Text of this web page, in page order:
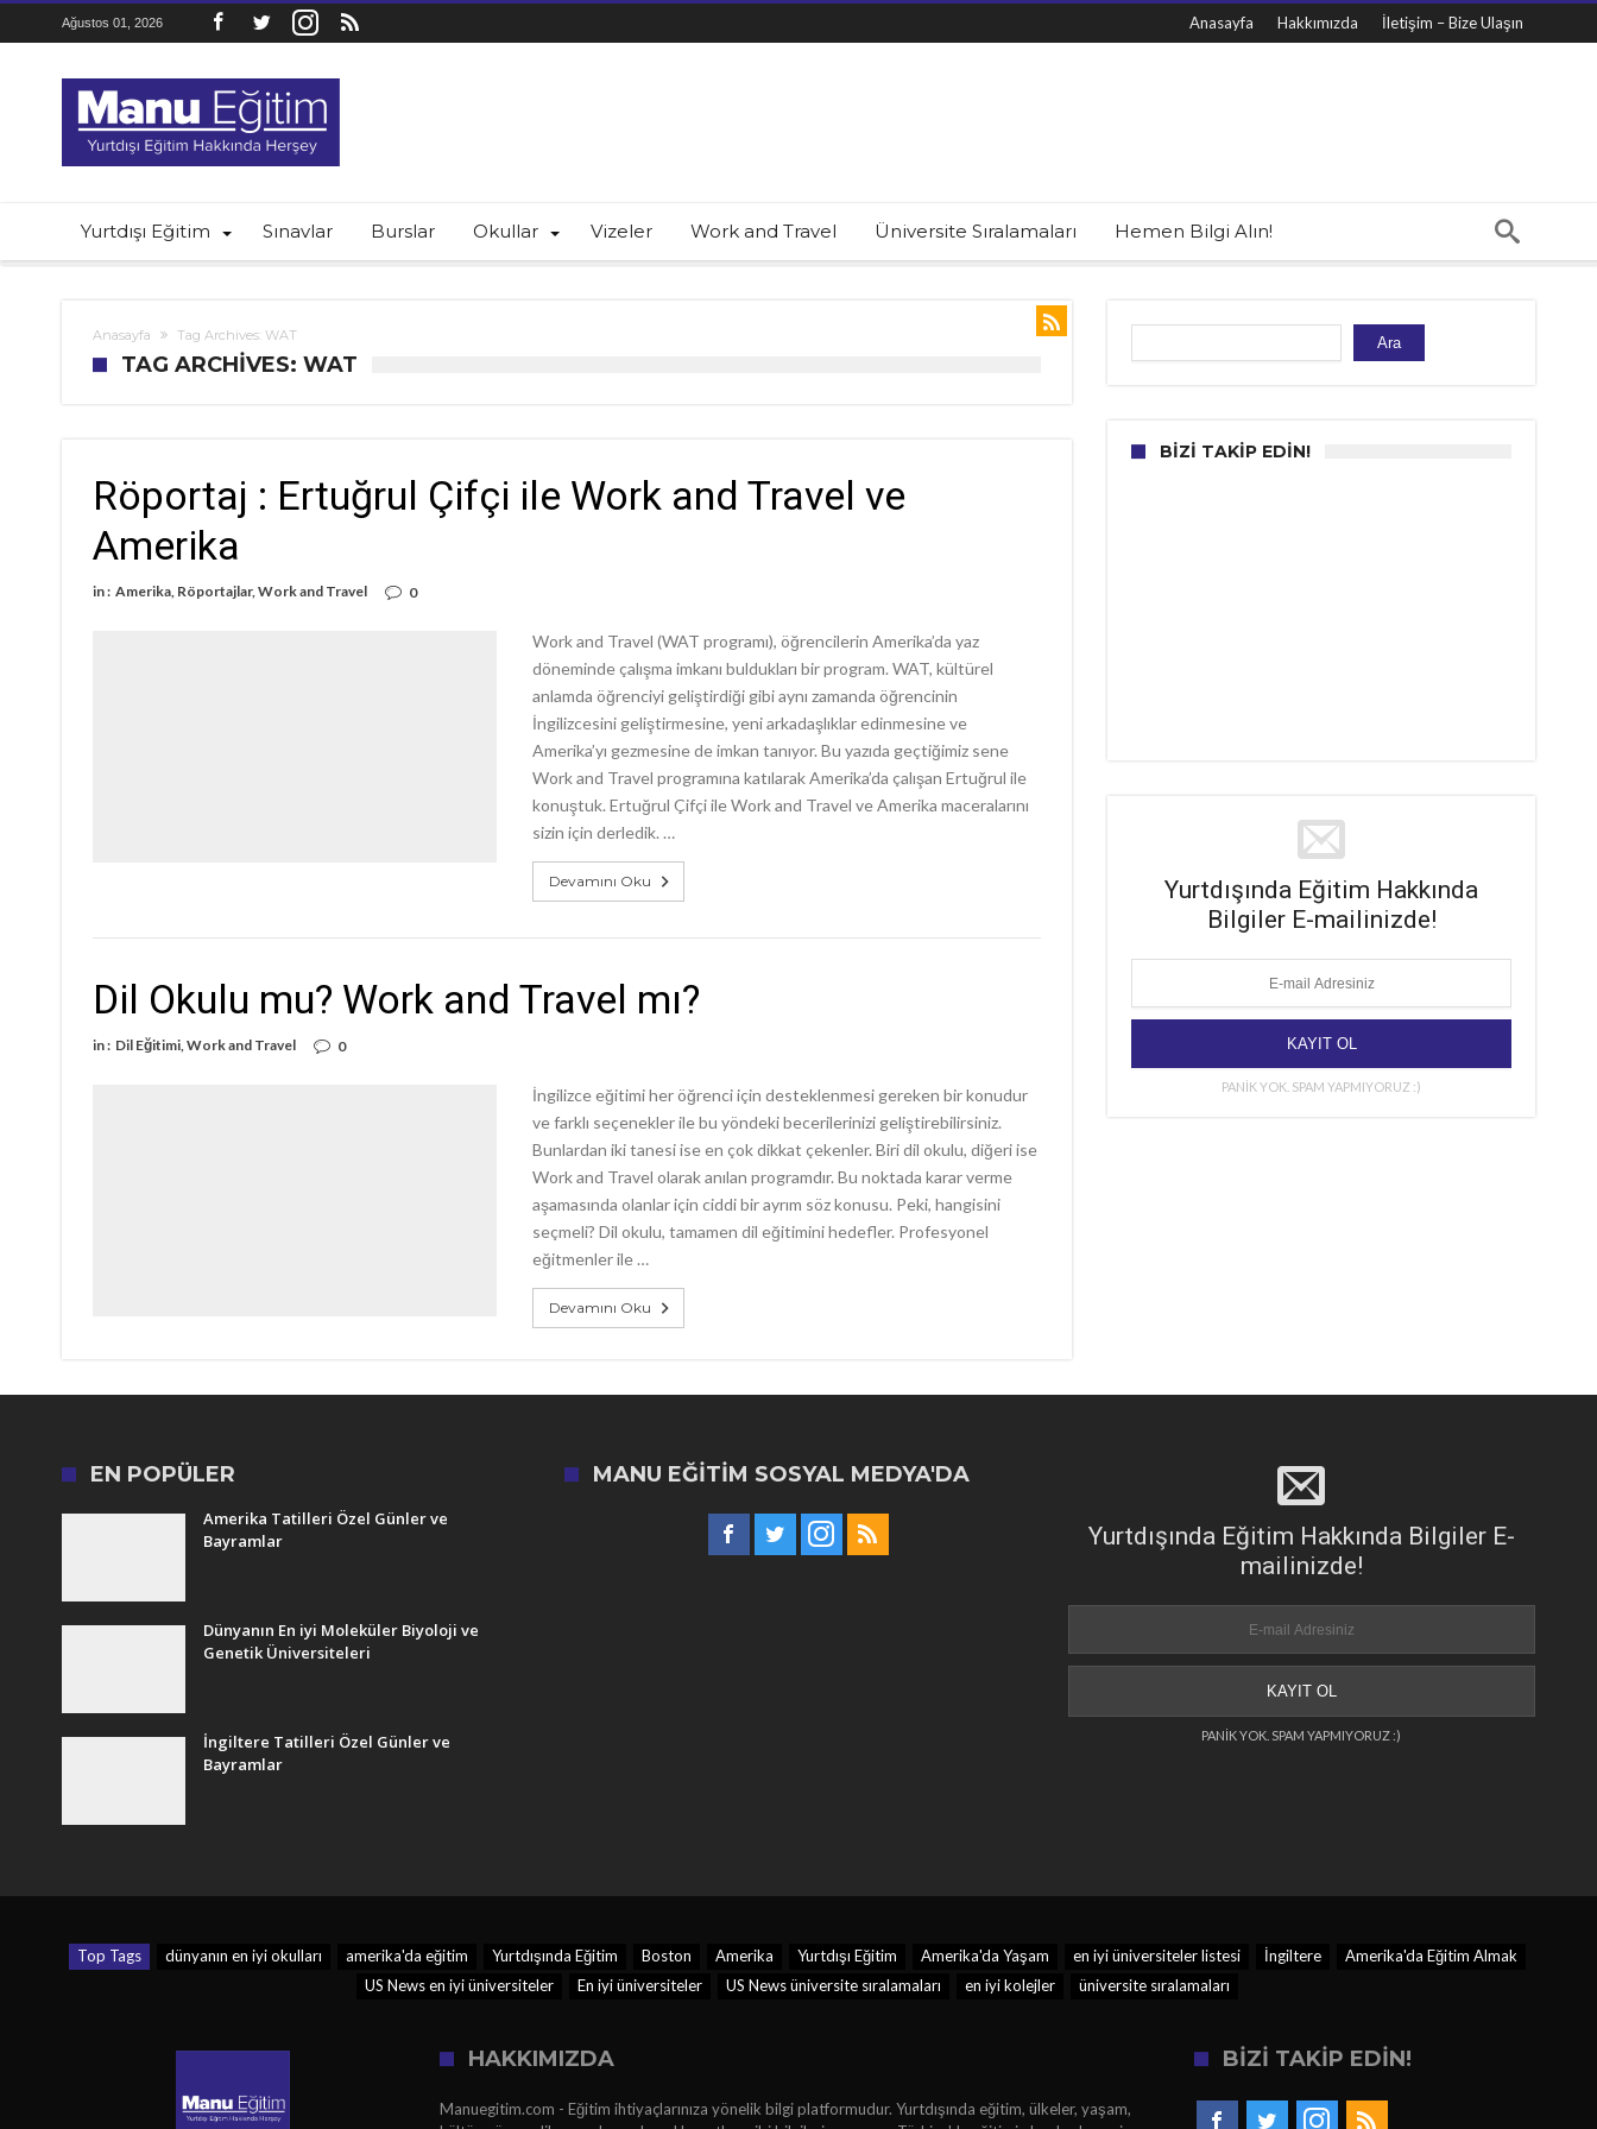
Ağustos 01, 2026 Anasayfa Hakkımızda İletişim – Bize Ulaşın
Yurtdışı Eğitim Sınavlar Burslar Okullar Vizeler Work and Travel Üniversite Sıralamaları Hemen Bilgi Alın!
Anasayfa Tag Archives: WAT
TAG ARCHIVES: WAT
Röportaj : Ertuğrul Çifçi ile Work and Travel ve
Amerika
in : Amerika, Röportajlar,Work and Travel 0
Work and Travel (WAT programı), öğrencilerin Amerika’da yaz
döneminde çalışma imkanı buldukları bir program. WAT, kültürel
anlamda öğrenciyi geliştirdiği gibi aynı zamanda öğrencinin
İngilizcesini geliştirmesine, yeni arkadaşlıklar edinmesine ve
Amerika’yı gezmesine de imkan tanıyor. Bu yazıda geçtiğimiz sene
Work and Travel programına katılarak Amerika’da çalışan Ertuğrul ile
konuştuk. Ertuğrul Çifçi ile Work and Travel ve Amerika maceralarını
sizin için derledik. …
Devamını Oku
Dil Okulu mu? Work and Travel mı?
in : Dil Eğitimi,Work and Travel 0
İngilizce eğitimi her öğrenci için desteklenmesi gereken bir konudur
ve farklı seçenekler ile bu yöndeki becerilerinizi geliştirebilirsiniz.
Bunlardan iki tanesi ise en çok dikkat çekenler. Biri dil okulu, diğeri ise
Work and Travel olarak anılan programdır. Bu noktada karar verme
aşamasında olanlar için ciddi bir ayrım söz konusu. Peki, hangisini
seçmeli? Dil okulu, tamamen dil eğitimini hedefler. Profesyonel
eğitmenler ile …
Devamını Oku
Ara
BIZI TAKIP EDIN!
Yurtdışında Eğitim Hakkında
Bilgiler E-mailinizde!
PANİK YOK. SPAM YAPMIYORUZ :)
EN POPÜLER
Amerika Tatilleri Özel Günler ve
Bayramlar
Dünyanın En iyi Moleküler Biyoloji ve
Genetik Üniversiteleri
İngiltere Tatilleri Özel Günler ve
Bayramlar
MANU EĞITIM SOSYAL MEDYA'DA
Yurtdışında Eğitim Hakkında Bilgiler E-
mailinizde!
PANİK YOK. SPAM YAPMIYORUZ :)
Top Tags dünyanın en iyi okulları amerika'da eğitim Yurtdışında Eğitim Boston Amerika Yurtdışı Eğitim Amerika'da Yaşam en iyi üniversiteler listesi İngiltere
Amerika'da Eğitim Almak
US News en iyi üniversiteler
En iyi üniversiteler US News üniversite sıralamaları en iyi kolejler üniversite sıralamaları
HAKKIMIZDA
Manuegitim.com - Eğitim ihtiyaçlarınıza yönelik bilgi platformudur. Yurtdışında eğitim, ülkeler, yaşam,
BİZİ TAKİP EDİN!